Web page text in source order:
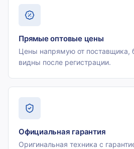
Прямые оптовые цены
Цены напрямую от поставщика,
видны после регистрации.
Официальная гарантия
Оригинальная техника с